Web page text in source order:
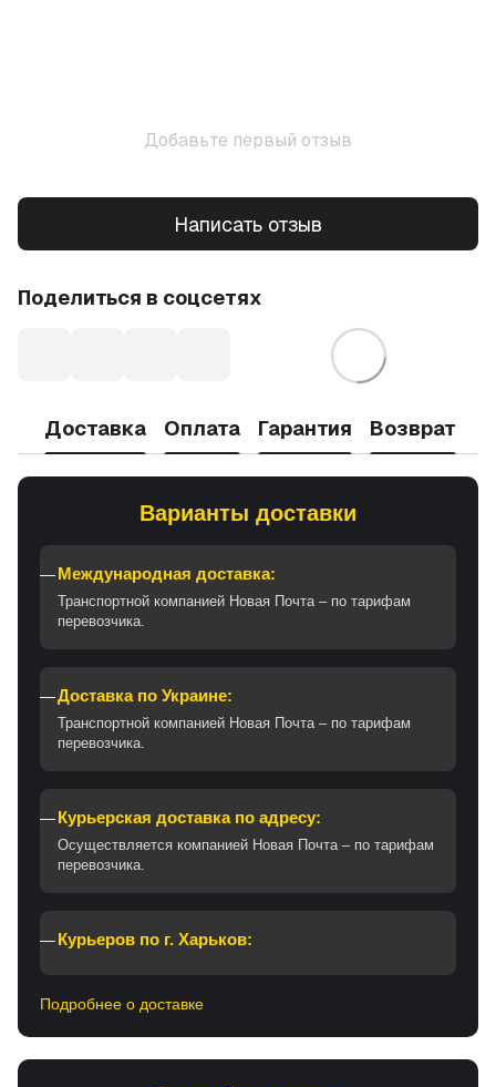
Добавьте первый отзыв
Написать отзыв
Поделиться в соцсетях
Доставка Оплата Гарантия Возврат
Варианты доставки
Международная доставка:
Транспортной компанией Новая Почта – по тарифам
перевозчика.
Доставка по Украине:
Транспортной компанией Новая Почта – по тарифам
перевозчика.
Курьерская доставка по адресу:
Осуществляется компанией Новая Почта – по тарифам
перевозчика.
Курьеров по г. Харьков:
Подробнее о доставке